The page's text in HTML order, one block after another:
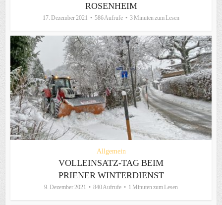
ROSENHEIM
17. Dezember 2021 586 Aufrufe 3 Minuten zum Lesen
Allgemein
VOLLEINSATZ-TAG BEIM
PRIENER WINTERDIENST
9. Dezember 2021 840 Aufrufe 1 Minuten zum Lesen